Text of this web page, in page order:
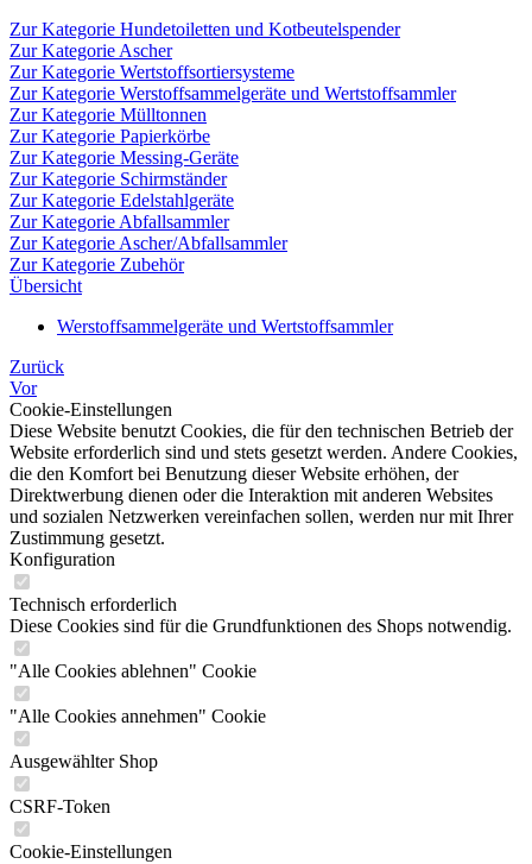
Zur Kategorie Hundetoiletten und Kotbeutelspender
Zur Kategorie Ascher
Zur Kategorie Wertstoffsortiersysteme
Zur Kategorie Werstoffsammelgeräte und Wertstoffsammler
Zur Kategorie Mülltonnen
Zur Kategorie Papierkörbe
Zur Kategorie Messing-Geräte
Zur Kategorie Schirmständer
Zur Kategorie Edelstahlgeräte
Zur Kategorie Abfallsammler
Zur Kategorie Ascher/Abfallsammler
Zur Kategorie Zubehör
Übersicht
Werstoffsammelgeräte und Wertstoffsammler
Zurück
Vor
Cookie-Einstellungen
Diese Website benutzt Cookies, die für den technischen Betrieb der
Website erforderlich sind und stets gesetzt werden. Andere Cookies,
die den Komfort bei Benutzung dieser Website erhöhen, der
Direktwerbung dienen oder die Interaktion mit anderen Websites
und sozialen Netzwerken vereinfachen sollen, werden nur mit Ihrer
Zustimmung gesetzt.
Konfiguration
Technisch erforderlich
Diese Cookies sind für die Grundfunktionen des Shops notwendig.
"Alle Cookies ablehnen" Cookie
"Alle Cookies annehmen" Cookie
Ausgewählter Shop
CSRF-Token
Cookie-Einstellungen